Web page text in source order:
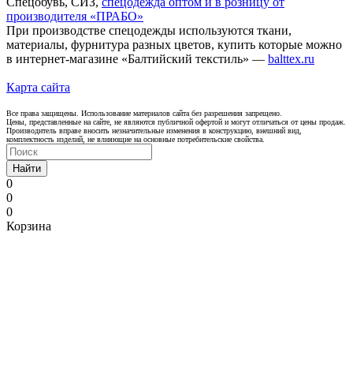
производителя «ПРАБО»
При производстве спецодежды используются ткани,
материалы, фурнитура разных цветов, купить которые можно
в интернет-магазине «Балтийский текстиль» — balttex.ru
Карта сайта
Все права защищены. Использование материалов сайта без разрешения запрещено.
Цены, представленные на сайте, не являются публичной офертой и могут отличаться от цены продаж.
Производитель вправе вносить незначительные изменения в конструкцию, внешний вид,
комплектность изделий, не влияющие на основные потребительские свойства.
Найти
0
0
0
Корзина